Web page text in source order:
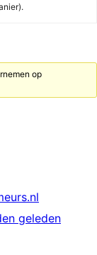
op
geleden